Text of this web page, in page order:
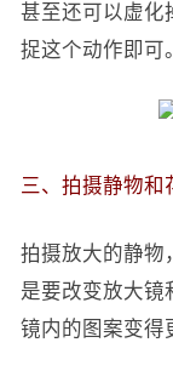
甚至还可以虚化
捉这个动作即可。
三、拍摄静物和
拍摄放大的静物
是要改变放大镜
镜内的图案变得